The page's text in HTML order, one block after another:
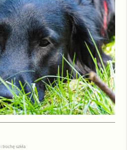
i trochę szkła